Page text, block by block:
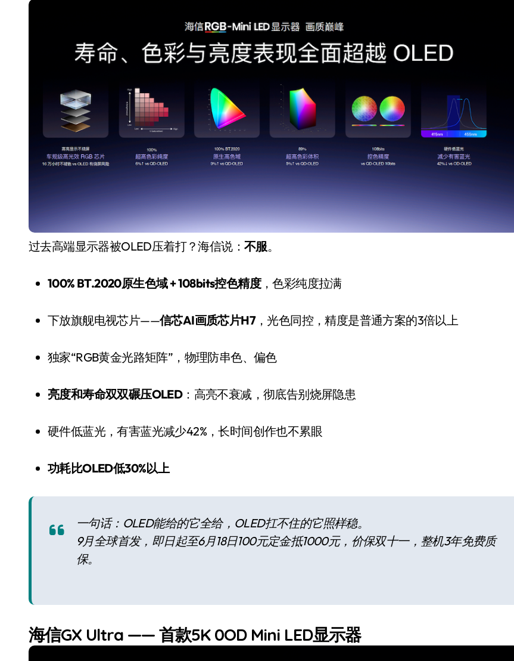
过去高端显示器被OLED压着打？海信说： 不服。
100% BT.2020原生色域 + 108bits控色精度，色彩纯度拉满
下放旗舰电视芯片——信芯AI画质芯片H7，光色同控，精度是普通方案的3倍以上
独家“RGB黄金光路矩阵”，物理防串色、偏色
亮度和寿命双双碾压OLED：高亮不衰减，彻底告别烧屏隐患
硬件低蓝光，有害蓝光减少42%，长时间创作也不累眼
功耗比OLED低30%以上
一句话：OLED能给的它全给，OLED扛不住的它照样稳。
9月全球首发，即日起至6月18日100元定金抵1000元，价保双十一，整机3年免费质
保。
海信GX Ultra —— 首款5K 0OD Mini LED显示器